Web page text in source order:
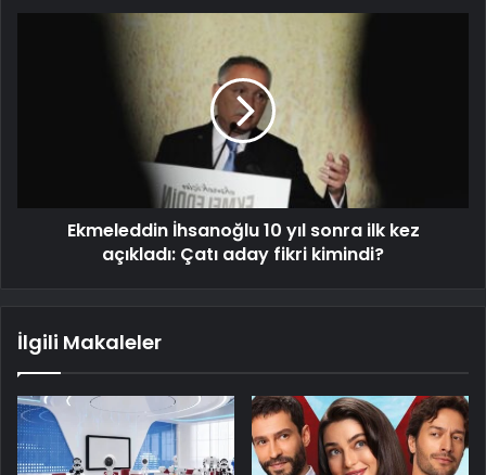
Ekmeleddin İhsanoğlu 10 yıl sonra ilk kez
açıkladı: Çatı aday fikri kimindi?
İlgili Makaleler